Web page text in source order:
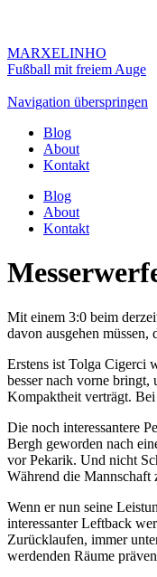
MARXELINHO
Fußball mit freiem Auge
Navigation überspringen
Blog
About
Kontakt
Blog
About
Kontakt
Mit einem 3:0 beim
davon ausgehen
Erstens ist Tolga Cigerci
besser nach vorne
Kompaktheit verträgt.
Die noch interessantere
Bergh geworden nach
vor Pekarik. Und nicht
Während die Mannschaft
Wenn er nun seine
interessanter Leftback
Zurücklaufen, immer
werdenden Räume